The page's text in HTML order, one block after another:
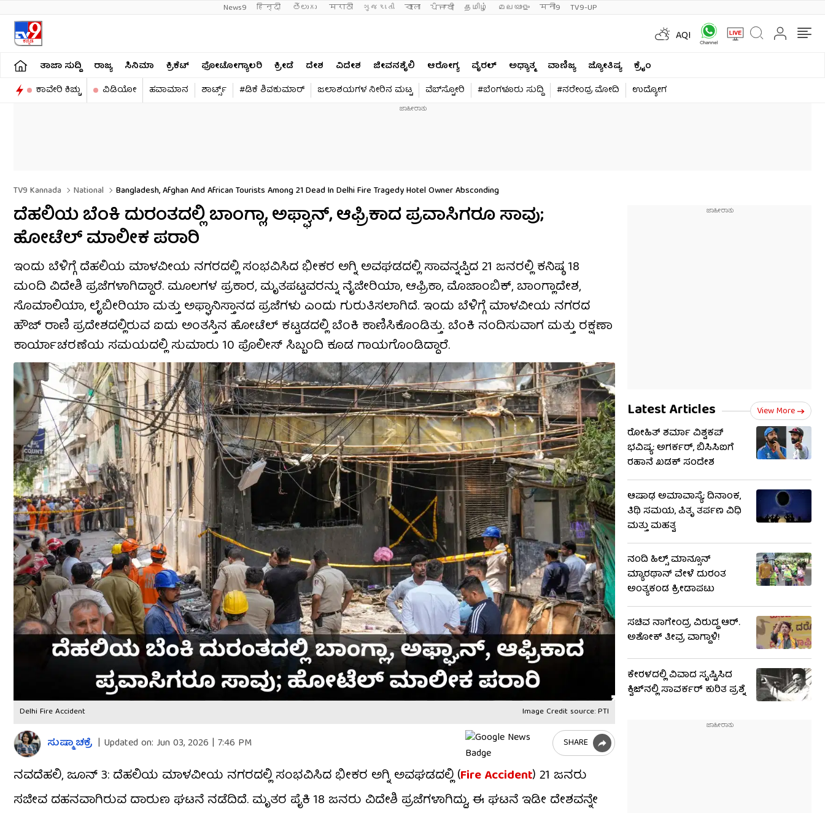
News9 हिन्दी తెలుగు मराठी ગુજરાતી বাংলা ਪੰਜਾਬੀ தமிழ் മലയാളം मनी9 TV9-UP
AQI
ತಾಜಾ ಸುದ್ದಿ ರಾಜ್ಯ ಸಿನಿಮಾ ಕ್ರಿಕೆಟ್​ ಫೋಟೋಗ್ಯಾಲರಿ ಕ್ರೀಡೆ ದೇಶ ವಿದೇಶ ಜೀವನಶೈಲಿ ಆರೋಗ್ಯ ವೈರಲ್​ ಅಧ್ಯಾತ್ಮ ವಾಣಿಜ್ಯ ಜ್ಯೋತಿಷ್ಯ
ಕ್ರೈಂ
ಕಾವೇರಿ ಕಿಚ್ಚು
ವಿಡಿಯೋ ಹವಾಮಾನ ಶಾರ್ಟ್ಸ್​ #ಡಿಕೆ ಶಿವಕುಮಾರ್​ ಜಲಾಶಯಗಳ ನೀರಿನ ಮಟ್ಟ ವೆಬ್​ಸ್ಟೋರಿ #ಬೆಂಗಳೂರು ಸುದ್ದಿ #ನರೇಂದ್ರ ಮೋದಿ ಉದ್ಯೋಗ
TV9 Kannada National Bangladesh, Afghan And African Tourists Among 21 Dead In Delhi Fire Tragedy Hotel Owner Absconding
ದೆಹಲಿಯ ಬೆಂಕಿ ದುರಂತದಲ್ಲಿ ಬಾಂಗ್ಲಾ, ಅಫ್ಘಾನ್, ಆಫ್ರಿಕಾದ ಪ್ರವಾಸಿಗರೂ ಸಾವು;
ಹೋಟೆಲ್ ಮಾಲೀಕ ಪರಾರಿ
ಇಂದು ಬೆಳಿಗ್ಗೆ ದೆಹಲಿಯ ಮಾಳವೀಯ ನಗರದಲ್ಲಿ ಸಂಭವಿಸಿದ ಭೀಕರ ಅಗ್ನಿ ಅವಘಡದಲ್ಲಿ ಸಾವನ್ನಪ್ಪಿದ 21 ಜನರಲ್ಲಿ ಕನಿಷ್ಠ 18
ಮಂದಿ ವಿದೇಶಿ ಪ್ರಜೆಗಳಾಗಿದ್ದಾರೆ. ಮೂಲಗಳ ಪ್ರಕಾರ, ಮೃತಪಟ್ಟವರನ್ನು ನೈಜೀರಿಯಾ, ಆಫ್ರಿಕಾ, ಮೊಜಾಂಬಿಕ್, ಬಾಂಗ್ಲಾದೇಶ,
ಸೊಮಾಲಿಯಾ, ಲೈಬೀರಿಯಾ ಮತ್ತು ಅಫ್ಘಾನಿಸ್ತಾನದ ಪ್ರಜೆಗಳು ಎಂದು ಗುರುತಿಸಲಾಗಿದೆ. ಇಂದು ಬೆಳಿಗ್ಗೆ ಮಾಳವೀಯ ನಗರದ
ಹೌಜ್ ರಾಣಿ ಪ್ರದೇಶದಲ್ಲಿರುವ ಐದು ಅಂತಸ್ತಿನ ಹೋಟೆಲ್ ಕಟ್ಟಡದಲ್ಲಿ ಬೆಂಕಿ ಕಾಣಿಸಿಕೊಂಡಿತ್ತು. ಬೆಂಕಿ ನಂದಿಸುವಾಗ ಮತ್ತು ರಕ್ಷಣಾ
ಕಾರ್ಯಾಚರಣೆಯ ಸಮಯದಲ್ಲಿ ಸುಮಾರು 10 ಪೊಲೀಸ್ ಸಿಬ್ಬಂದಿ ಕೂಡ ಗಾಯಗೊಂಡಿದ್ದಾರೆ.
Delhi Fire Accident Image Credit source: PTI
ಸುಷ್ಮಾ ಚಕ್ರೆ | Updated on: Jun 03, 2026 | 7:46 PM SHARE
ನವದೆಹಲಿ, ಜೂನ್ 3: ದೆಹಲಿಯ ಮಾಳವೀಯ ನಗರದಲ್ಲಿ ಸಂಭವಿಸಿದ ಭೀಕರ ಅಗ್ನಿ ಅವಘಡದಲ್ಲಿ (Fire Accident) 21 ಜನರು
ಸಜೀವ ದಹನವಾಗಿರುವ ದಾರುಣ ಘಟನೆ ನಡೆದಿದೆ. ಮೃತರ ಪೈಕಿ 18 ಜನರು ವಿದೇಶಿ ಪ್ರಜೆಗಳಾಗಿದ್ದು, ಈ ಘಟನೆ ಇಡೀ ದೇಶವನ್ನೇ
Latest Articles View More
ರೋಹಿತ್ ಶರ್ಮಾ ವಿಶ್ವಕಪ್
ಭವಿಷ್ಯ: ಅಗರ್ಕರ್, ಬಿಸಿಸಿಐಗೆ
ರಹಾನೆ ಖಡಕ್ ಸಂದೇಶ
ಆಷಾಢ ಅಮಾವಾಸ್ಯೆ; ದಿನಾಂಕ,
ತಿಥಿ ಸಮಯ, ಪಿತೃ ತರ್ಪಣ ವಿಧಿ
ಮತ್ತು ಮಹತ್ವ
ನಂದಿ ಹಿಲ್ಸ್​​ ಮಾನ್ಸೂನ್​
ಮ್ಯಾರಥಾನ್​ ವೇಳೆ ದುರಂತ
ಅಂತ್ಯಕಂಡ ಕ್ರೀಡಾಪಟು
ಸಚಿವ ನಾಗೇಂದ್ರ ವಿರುದ್ಧ ಆರ್.
ಅಶೋಕ್ ತೀವ್ರ ವಾಗ್ದಾಳಿ!
ಕೇರಳದಲ್ಲಿ ವಿವಾದ ಸೃಷ್ಟಿಸಿದ
ಕ್ವಿಜ್​​ನಲ್ಲಿ ಸಾವರ್ಕರ್​​ ಕುರಿತ ಪ್ರಶ್ನೆ